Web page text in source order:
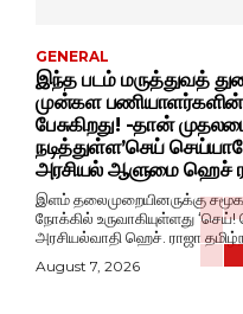
GENERAL
இந்த படம் மருத்துவத்
முன்கள
பேசுகிறது! -தான்
நடித்துள்ள’செய்
அரசியல் ஆளுமை ஹெச்
இளம் தலைமுறையினருக்கு சமூக
நோக்கில் உருவாகியுள்ளது
அரசியல்வாதி ஹெச். ராஜா
August 7, 2026